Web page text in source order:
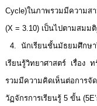
Cycle)ในภาพรวมมีความส
(X = 3.10) เป็นไปตามสมม
4. นักเรียนชั้นมัธยมศึกษา
เรียนรู้วิทยาศาสตร์ เรื่อ
รวมมีความคิดเห็นต่อการจั
วัฏจักรการเรียนรู้ 5 ขั้น